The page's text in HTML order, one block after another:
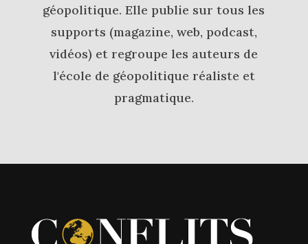
géopolitique. Elle publie sur tous les
supports (magazine, web, podcast,
vidéos) et regroupe les auteurs de
l'école de géopolitique réaliste et
pragmatique.